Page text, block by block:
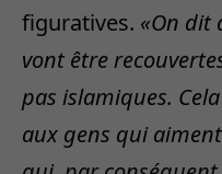
figuratives. «On dit
vont être
pas islamiques.
aux gens qui